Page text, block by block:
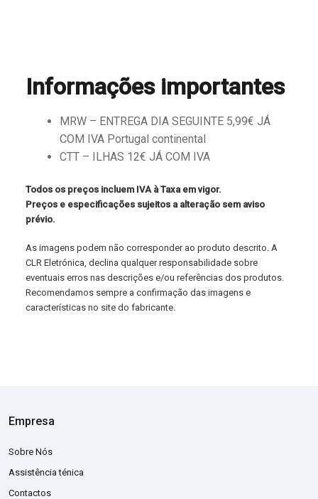
Informações importantes
MRW – ENTREGA DIA SEGUINTE 5,99€ JÁ
COM IVA Portugal continental
CTT – ILHAS 12€ JÁ COM IVA
Todos os preços incluem IVA à Taxa em vigor.
Preços e especificações sujeitos a alteração sem aviso
prévio.
As imagens podem não corresponder ao produto descrito. A
CLR Eletrónica, declina qualquer responsabilidade sobre
eventuais erros nas descrições e/ou referências dos produtos.
Recomendamos sempre a confirmação das imagens e
características no site do fabricante.
Empresa
Sobre Nós
Assistência ténica
Contactos